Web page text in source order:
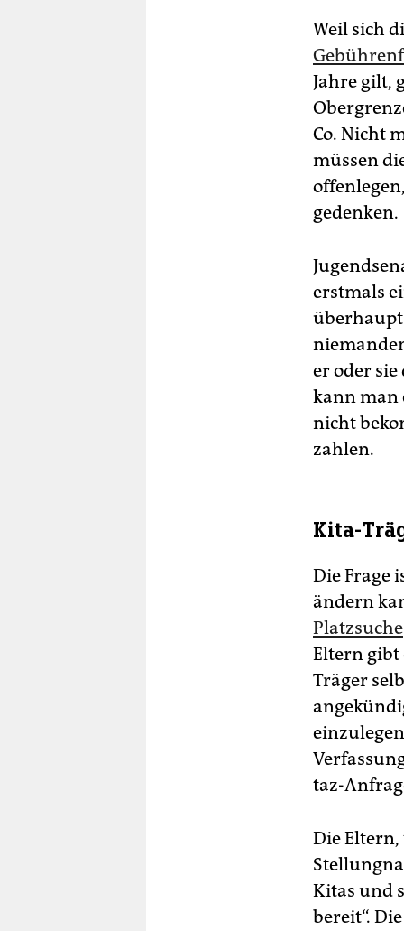
Weil sich
Jahre gilt,
Co. Nicht
müssen
gedenken.
erstmals
überhaupt
er oder
kann man
nicht
zahlen.
Kita-
Die Frage
ändern
Platzsuche
Eltern gibt
Träger
taz-
Die
Kitas und
bereit“.